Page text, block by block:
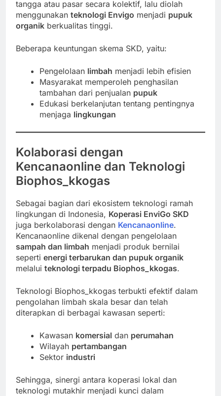
tangga atau pasar secara kolektif, lalu diolah
menggunakan teknologi Envigo menjadi pupuk
organik berkualitas tinggi.
Beberapa keuntungan skema SKD, yaitu:
Pengelolaan limbah menjadi lebih efisien
Masyarakat memperoleh penghasilan
tambahan dari penjualan pupuk
Edukasi berkelanjutan tentang pentingnya
menjaga lingkungan
Kolaborasi dengan
Kencanaonline dan Teknologi
Biophos_kkogas
Sebagai bagian dari ekosistem teknologi ramah
lingkungan di Indonesia, Koperasi EnviGo SKD
juga berkolaborasi dengan Kencanaonline.
Kencanaonline dikenal dengan pengelolaan
sampah dan limbah menjadi produk bernilai
seperti energi terbarukan dan pupuk organik
melalui teknologi terpadu Biophos_kkogas.
Teknologi Biophos_kkogas terbukti efektif dalam
pengolahan limbah skala besar dan telah
diterapkan di berbagai kawasan seperti:
Kawasan komersial dan perumahan
Wilayah pertambangan
Sektor industri
Sehingga, sinergi antara koperasi lokal dan
teknologi mutakhir menjadi kunci dalam